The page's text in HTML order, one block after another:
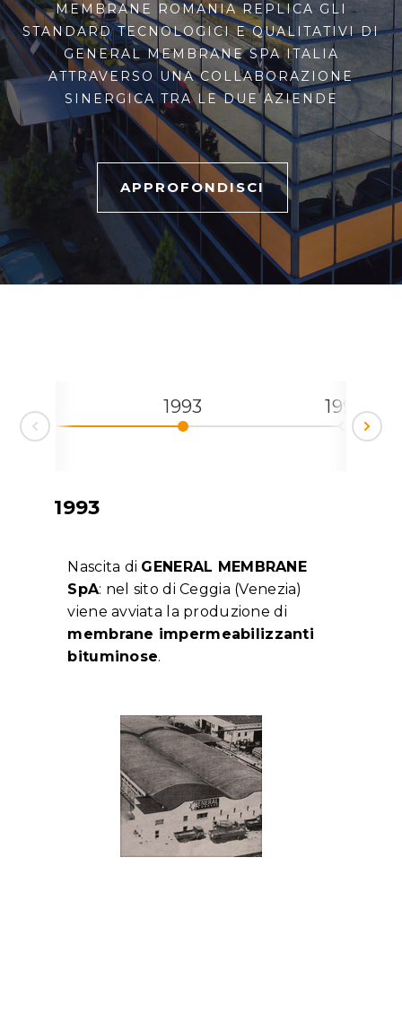
MEMBRANE ROMANIA REPLICA GLI
STANDARD TECNOLOGICI E QUALITATIVI DI
GENERAL MEMBRANE SPA ITALIA
ATTRAVERSO UNA COLLABORAZIONE
SINERGICA TRA LE DUE AZIENDE
APPROFONDISCI
1993 1996
1993
Nascita di GENERAL MEMBRANE
SpA: nel sito di Ceggia (Venezia)
viene avviata la produzione di
membrane impermeabilizzanti
bituminose.